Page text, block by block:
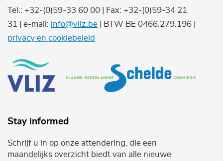
Tel.: +32-(0)59-33 60 00 | Fax: +32-(0)59-34 21
31 | e-mail: info@vliz.be | BTW BE 0466.279.196 |
privacy en cookiebeleid
Stay informed
Schrijf u in op onze attendering, die een
maandelijks overzicht biedt van alle nieuwe